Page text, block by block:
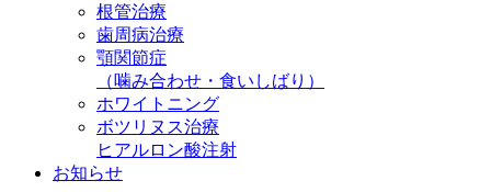
根管治療
歯周病治療
顎関節症
（噛み合わせ・食いしばり）
ホワイトニング
ボツリヌス治療
ヒアルロン酸注射
お知らせ